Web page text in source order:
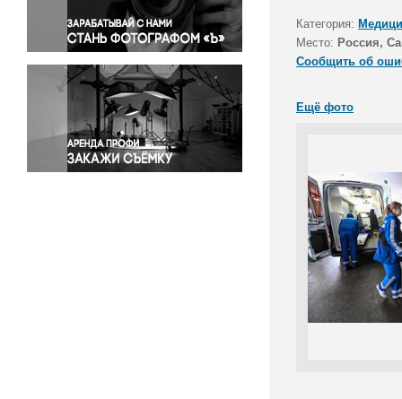
Происшествия и конфликты
Религия
Светская жизнь
Спорт
Экология
Экономика и бизнес
Категория:
Место: Россия,
Сообщить об
Ещё фото